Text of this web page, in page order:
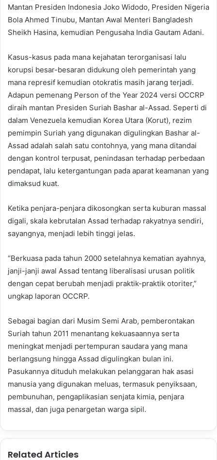
Mantan Presiden Indonesia Joko Widodo, Presiden Nigeria
Bola Ahmed Tinubu, Mantan Awal Menteri Bangladesh
Sheikh Hasina, kemudian Pengusaha India Gautam Adani.
Kasus-kasus pada mana kejahatan terorganisasi lalu
korupsi besar-besaran didukung oleh pemerintah yang
mana represif kemudian otokratis masih jarang terjadi.
Adapun pemenang Person of the Year 2024 versi OCCRP
diraih mantan Presiden Suriah Bashar al-Assad. Seperti di
dalam Venezuela kemudian Korea Utara (Korut), rezim
pemimpin Suriah yang digunakan digulingkan Bashar al-
Assad adalah salah satu contohnya, yang mana ditandai
dengan kontrol terpusat, penindasan terhadap perbedaan
pendapat, lalu ketergantungan pada aparat keamanan yang
dimaksud kuat.
Ketika penjara-penjara dikosongkan serta kuburan massal
digali, skala kebrutalan Assad terhadap rakyatnya sendiri,
sayangnya, menjadi lebih tinggi jelas.
“Berkuasa pada tahun 2000 setelahnya kematian ayahnya,
janji-janji awal Assad tentang liberalisasi urusan politik
dengan cepat berubah menjadi praktik-praktik otoriter,”
ungkap laporan OCCRP.
Sebagai bagian dari Musim Semi Arab, pemberontakan
Suriah tahun 2011 menantang kekuasaannya serta
meningkat menjadi pertempuran saudara yang mana
berlangsung hingga Assad digulingkan bulan ini.
Pasukannya dituduh melakukan pelanggaran hak asasi
manusia yang digunakan meluas, termasuk penyiksaan,
pembunuhan, pengaplikasian senjata kimia, penjara
massal, dan juga penargetan warga sipil.
Related Articles